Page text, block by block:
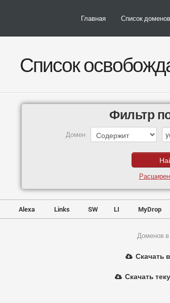
Главная Список доменов
Список
Фильтр
Домен
Alexa Links SW LI MyDrop
Доменов
Скачать
Скачать